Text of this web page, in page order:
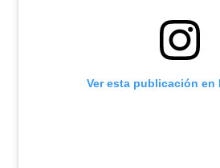
Ver esta publicación en